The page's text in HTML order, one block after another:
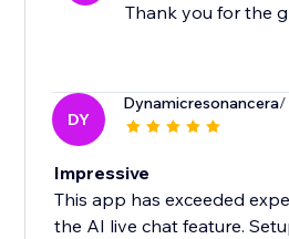
Thank you for the
DY
Dynamicresonancera/
Impressive
This app has exceeded
the AI live chat feature.